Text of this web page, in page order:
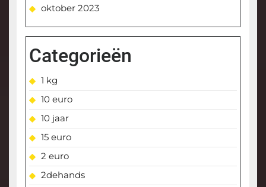
oktober 2023
Categorieën
1 kg
10 euro
10 jaar
15 euro
2 euro
2dehands